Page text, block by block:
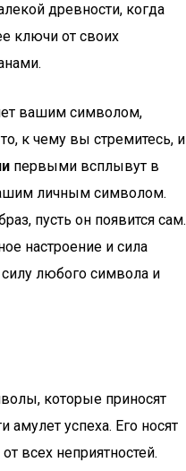
древности, когда
ключи от своих
вашим символом,
к чему вы стремитесь, и
первыми всплывут в
личным символом.
пусть он появится сам.
настроение и сила
любого символа и
которые приносят
успеха. Его носят
всех неприятностей.